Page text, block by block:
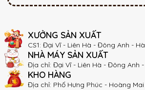
XƯỞNG SẢN XUẤT
CS1: Đại Vĩ - Liên Hà - Đông Anh -
NHÀ MÁY SẢN XUẤT
Địa chỉ: Đại Vĩ - Liên Hà - Đông Anh -
KHO HÀNG
Địa chỉ: Phố Hưng Phúc - Hoàng